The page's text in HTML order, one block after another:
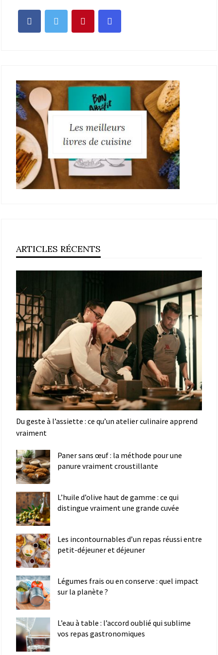
ARTICLES RÉCENTS
Du geste à l’assiette : ce qu’un atelier culinaire apprend
vraiment
Paner sans œuf : la méthode pour une
panure vraiment croustillante
L’huile d’olive haut de gamme : ce qui
distingue vraiment une grande cuvée
Les incontournables d’un repas réussi entre
petit-déjeuner et déjeuner
Légumes frais ou en conserve : quel impact
sur la planète ?
L’eau à table : l’accord oublié qui sublime
vos repas gastronomiques